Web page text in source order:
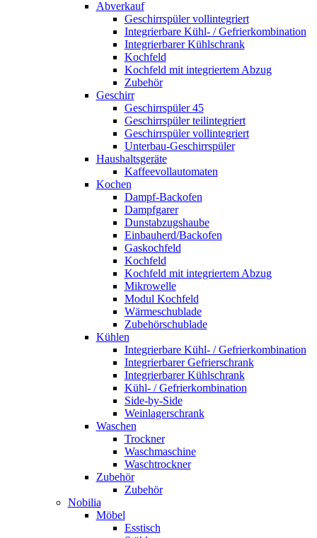
Abverkauf
Geschirrspüler vollintegriert
Integrierbare Kühl- / Gefrierkombination
Integrierbarer Kühlschrank
Kochfeld
Kochfeld mit integriertem Abzug
Zubehör
Geschirr
Geschirrspüler 45
Geschirrspüler teilintegriert
Geschirrspüler vollintegriert
Unterbau-Geschirrspüler
Haushaltsgeräte
Kaffeevollautomaten
Kochen
Dampf-Backofen
Dampfgarer
Dunstabzugshaube
Einbauherd/Backofen
Gaskochfeld
Kochfeld
Kochfeld mit integriertem Abzug
Mikrowelle
Modul Kochfeld
Wärmeschublade
Zubehörschublade
Kühlen
Integrierbare Kühl- / Gefrierkombination
Integrierbarer Gefrierschrank
Integrierbarer Kühlschrank
Kühl- / Gefrierkombination
Side-by-Side
Weinlagerschrank
Waschen
Trockner
Waschmaschine
Waschtrockner
Zubehör
Zubehör
Nobilia
Möbel
Esstisch